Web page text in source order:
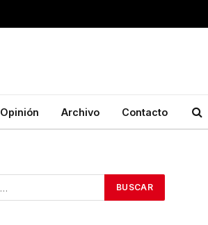
Opinión Archivo Contacto